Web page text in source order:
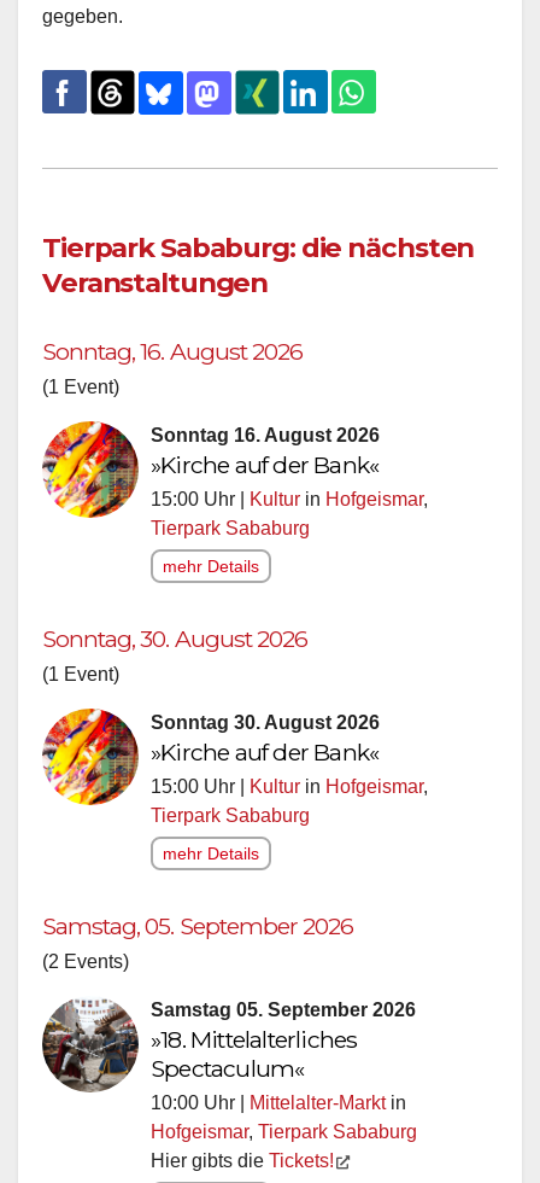
gegeben.
Tierpark Sababurg: die nächsten
Veranstaltungen
Sonntag, 16. August 2026
(1 Event)
Sonntag 16. August 2026
»Kirche auf der Bank«
15:00 Uhr | Kultur in Hofgeismar,
Tierpark Sababurg
mehr Details
Sonntag, 30. August 2026
(1 Event)
Sonntag 30. August 2026
»Kirche auf der Bank«
15:00 Uhr | Kultur in Hofgeismar,
Tierpark Sababurg
mehr Details
Samstag, 05. September 2026
(2 Events)
Samstag 05. September 2026
»18. Mittelalterliches
Spectaculum«
10:00 Uhr | Mittelalter-Marktin
Hofgeismar, Tierpark Sababurg
Hier gibts die Tickets!